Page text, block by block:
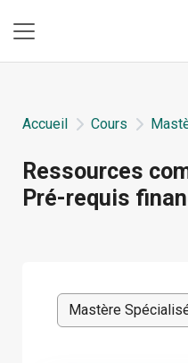
Accueil Cours
Ressources
Pré-requis
Blocs du
Catégories de cours